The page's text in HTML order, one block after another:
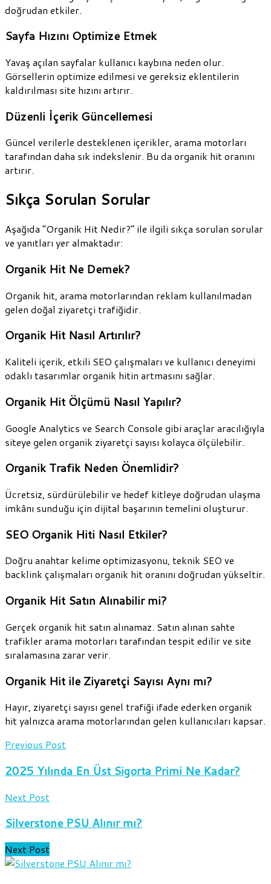
doğrudan etkiler.
Sayfa Hızını Optimize Etmek
Yavaş açılan sayfalar kullanıcı kaybına neden olur.
Görsellerin optimize edilmesi ve gereksiz eklentilerin
kaldırılması site hızını artırır.
Düzenli İçerik Güncellemesi
Güncel verilerle desteklenen içerikler, arama motorları
tarafından daha sık indekslenir. Bu da organik hit oranını
artırır.
Sıkça Sorulan Sorular
Aşağıda “Organik Hit Nedir?” ile ilgili sıkça sorulan sorular
ve yanıtları yer almaktadır:
Organik Hit Ne Demek?
Organik hit, arama motorlarından reklam kullanılmadan
gelen doğal ziyaretçi trafiğidir.
Organik Hit Nasıl Artırılır?
Kaliteli içerik, etkili SEO çalışmaları ve kullanıcı deneyimi
odaklı tasarımlar organik hitin artmasını sağlar.
Organik Hit Ölçümü Nasıl Yapılır?
Google Analytics ve Search Console gibi araçlar aracılığıyla
siteye gelen organik ziyaretçi sayısı kolayca ölçülebilir.
Organik Trafik Neden Önemlidir?
Ücretsiz, sürdürülebilir ve hedef kitleye doğrudan ulaşma
imkânı sunduğu için dijital başarının temelini oluşturur.
SEO Organik Hiti Nasıl Etkiler?
Doğru anahtar kelime optimizasyonu, teknik SEO ve
backlink çalışmaları organik hit oranını doğrudan yükseltir.
Organik Hit Satın Alınabilir mi?
Gerçek organik hit satın alınamaz. Satın alınan sahte
trafikler arama motorları tarafından tespit edilir ve site
sıralamasına zarar verir.
Organik Hit ile Ziyaretçi Sayısı Aynı mı?
Hayır, ziyaretçi sayısı genel trafiği ifade ederken organik
hit yalnızca arama motorlarından gelen kullanıcıları kapsar.
Previous Post
2025 Yılında En Üst Sigorta Primi Ne Kadar?
Next Post
Silverstone PSU Alınır mı?
Next Post